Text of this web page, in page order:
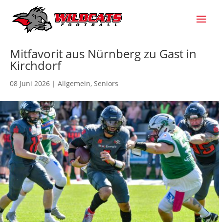
Mitfavorit aus Nürnberg zu Gast in
Kirchdorf
08 Juni 2026 | Allgemein, Seniors